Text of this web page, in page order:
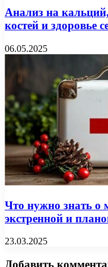
Анализ на
костей и здоровье
06.05.2025
Что нужно знать о
экстренной и
23.03.2025
Добавить